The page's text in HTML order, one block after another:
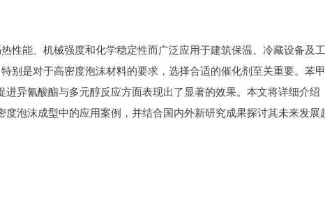
性能、机械强度和化学稳定性而广泛应用于建筑保温、冷藏设备及
别是对于高密度泡沫材料的要求，选择合适的催化剂至关重要。苯
异氰酸酯与多元醇反应方面表现出了显著的效果。本文将详细介绍
泡沫成型中的应用案例，并结合国内外新研究成果探讨其未来发展